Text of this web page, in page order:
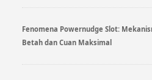
Fenomena Powernudge Slot:
Betah dan Cuan Maksimal